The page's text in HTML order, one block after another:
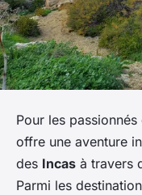
Pour les
offre une aventure
des Incas à travers
Parmi les